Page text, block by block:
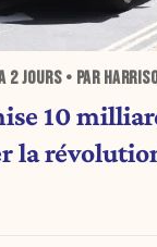
2 JOURS• PAR
10
la